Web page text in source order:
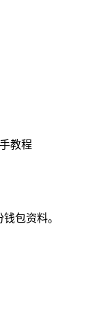
教程
包资料。